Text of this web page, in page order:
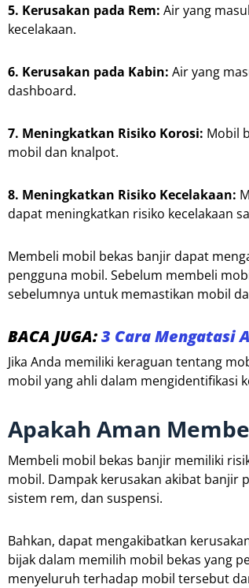
5. Kerusakan pada Rem: Air yang
kecelakaan.
6. Kerusakan pada Kabin: Air yang
dashboard.
7. Meningkatkan Risiko Korosi: Mobil
mobil dan knalpot.
8. Meningkatkan Risiko Kecelakaan:
dapat meningkatkan risiko kecelakaan
Membeli mobil bekas banjir dapat
pengguna mobil. Sebelum membeli
sebelumnya untuk memastikan mobil
BACA JUGA:3 Cara Mengatasi
Jika Anda memiliki keraguan tentang
mobil yang ahli dalam mengidentifikasi
Apakah Aman
Membeli mobil bekas banjir memiliki
mobil. Dampak kerusakan akibat banjir
sistem rem, dan suspensi.
Bahkan, dapat mengakibatkan
bijak dalam memilih mobil bekas yang
menyeluruh terhadap mobil tersebut